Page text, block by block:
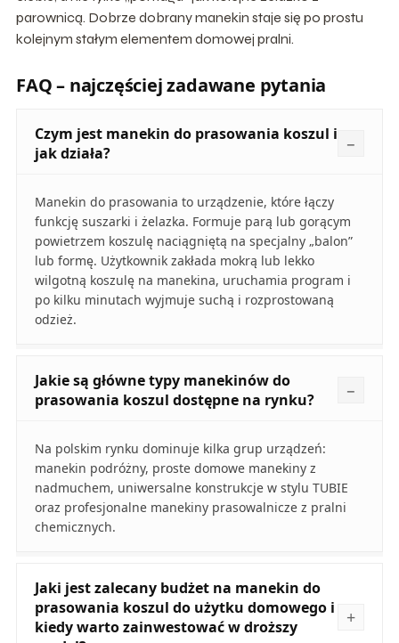
parownicą. Dobrze dobrany manekin staje się po prostu
kolejnym stałym elementem domowej pralni.
FAQ – najczęściej zadawane pytania
Czym jest manekin do prasowania koszul i
jak działa?
Manekin do prasowania to urządzenie, które łączy
funkcję suszarki i żelazka. Formuje parą lub gorącym
powietrzem koszulę naciągniętą na specjalny „balon”
lub formę. Użytkownik zakłada mokrą lub lekko
wilgotną koszulę na manekina, uruchamia program i
po kilku minutach wyjmuje suchą i rozprostowaną
odzież.
Jakie są główne typy manekinów do
prasowania koszul dostępne na rynku?
Na polskim rynku dominuje kilka grup urządzeń:
manekin podróżny, proste domowe manekiny z
nadmuchem, uniwersalne konstrukcje w stylu TUBIE
oraz profesjonalne manekiny prasowalnicze z pralni
chemicznych.
Jaki jest zalecany budżet na manekin do
prasowania koszul do użytku domowego i
kiedy warto zainwestować w droższy